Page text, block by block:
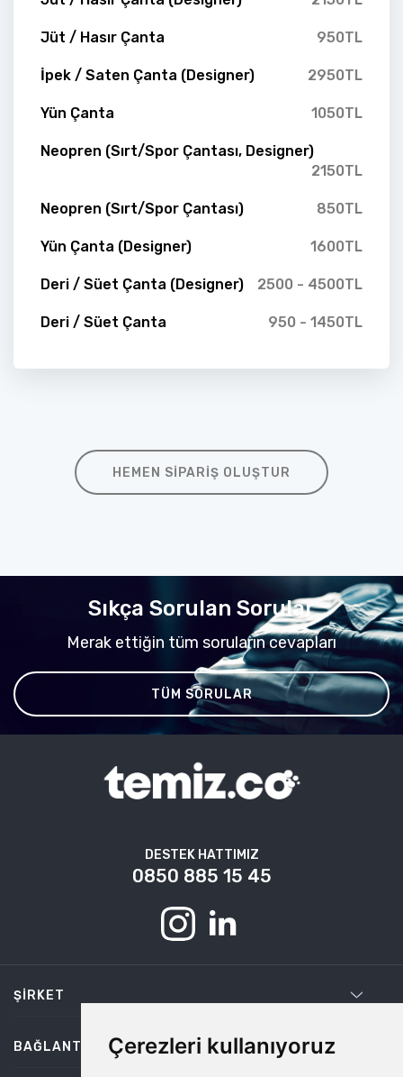
Çerezleri kullanıyoruz
Jüt / Hasır Çanta 950TL
İpek / Saten Çanta (Designer) 2950TL
Yün Çanta 1050TL
Neopren (Sırt/Spor Çantası, Designer)
2150TL
Neopren (Sırt/Spor Çantası) 850TL
Yün Çanta (Designer) 1600TL
Deri / Süet Çanta (Designer) 2500 - 4500TL
Deri / Süet Çanta 950 - 1450TL
HEMEN SIPARIŞ OLUŞTUR
Sıkça Sorulan Sorular
Merak ettiğin tüm soruların cevapları
TÜM SORULAR
DESTEK HATTIMIZ
0850 885 15 45
ŞIRKET
BAĞLANTILAR